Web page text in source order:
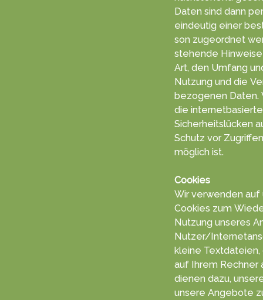
Daten sind dann
ein­deutig einer
son zu­geord­net
stehende
Art, den Um­fang
Nut­zung und die
bezogenen Da­ten. Wir weisen darauf hin, dass
die
Sicherheits­lücken
Schutz vor
mög­lich ist.
Cookies
Wir ver­wen­den
Coo­kies zum
Nut­zung un­seres
Nutzer/
kleine
auf Ihrem Rech­ner
die­nen dazu,
unsere An­gebo­te